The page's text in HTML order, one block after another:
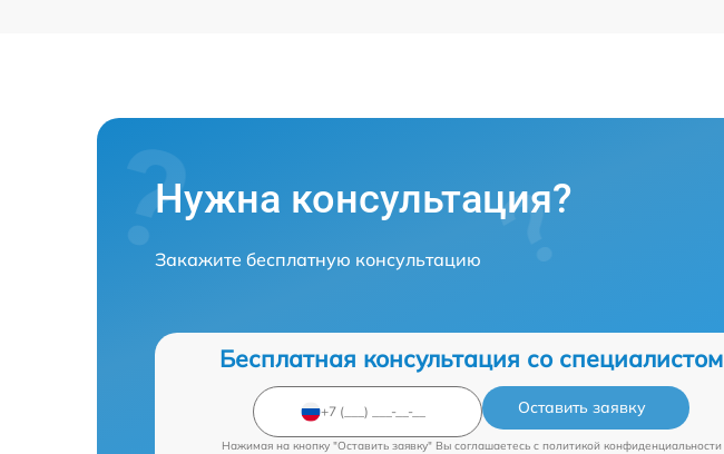
Нужна консультация?
Закажите бесплатную консультацию
Бесплатная консультация со специалистом
Оставить заявку
Нажимая на кнопку "Оставить заявку" Вы соглашаетесь c политикой конфиденциальности